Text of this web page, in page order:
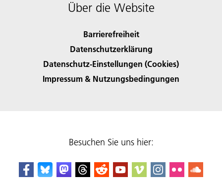
Über die Website
Barrierefreiheit
Datenschutzerklärung
Datenschutz-Einstellungen (Cookies)
Impressum & Nutzungsbedingungen
Besuchen Sie uns hier: